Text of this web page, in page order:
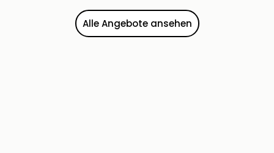
Alle Angebote ansehen